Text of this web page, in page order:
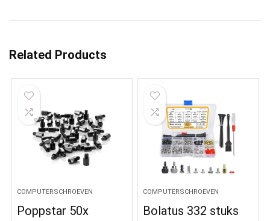
Related Products
COMPUTERSCHROEVEN
Poppstar 50x
COMPUTERSCHROEVEN
Bolatus 332 stuks